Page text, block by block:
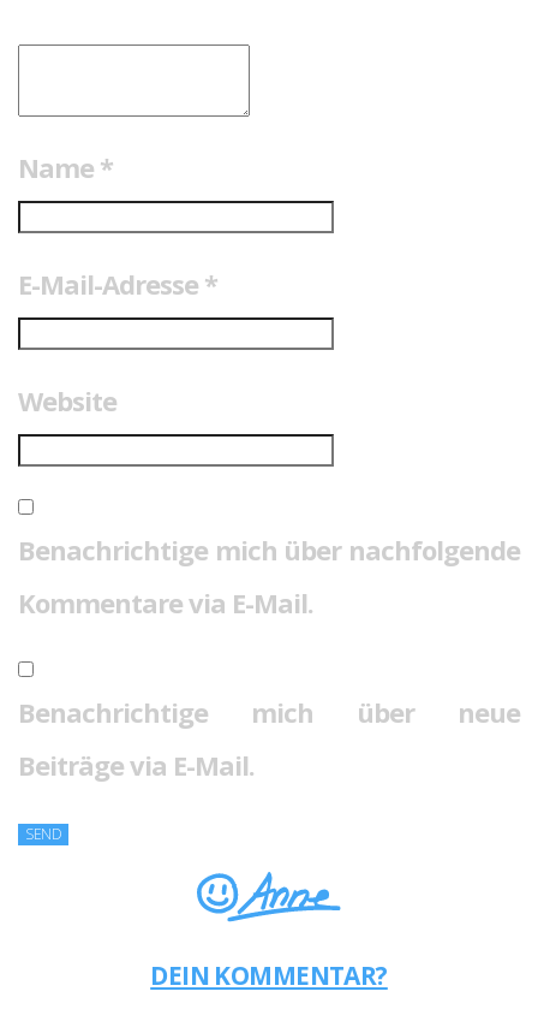
Name *
E-Mail-Adresse *
Website
Benachrichtige mich über nachfolgende
Kommentare via E-Mail.
Benachrichtige mich über neue
Beiträge via E-Mail.
DEIN KOMMENTAR?